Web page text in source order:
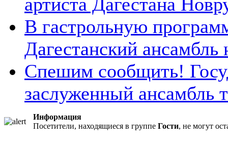
артиста Дагестана
В гастрольную
Дагестанский
Спешим сообщить!
заслуженный ансамбль
Информация
Посетители, находящиеся в группе Гости, не могут